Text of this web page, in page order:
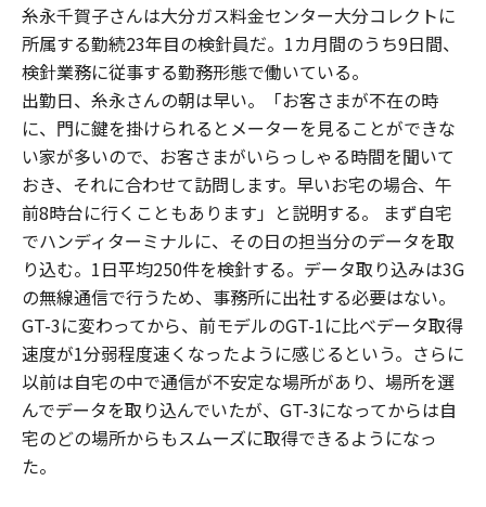
糸永千賀子さんは大分ガス料金センター大分コレクトに
所属する勤続23年目の検針員だ。1カ月間のうち9日間、
検針業務に従事する勤務形態で働いている。
出勤日、糸永さんの朝は早い。「お客さまが不在の時
に、門に鍵を掛けられるとメーターを見ることができな
い家が多いので、お客さまがいらっしゃる時間を聞いて
おき、それに合わせて訪問します。早いお宅の場合、午
前8時台に行くこともあります」と説明する。 まず自宅
でハンディターミナルに、その日の担当分のデータを取
り込む。1日平均250件を検針する。データ取り込みは3G
の無線通信で行うため、事務所に出社する必要はない。
GT-3に変わってから、前モデルのGT-1に比べデータ取得
速度が1分弱程度速くなったように感じるという。さらに
以前は自宅の中で通信が不安定な場所があり、場所を選
んでデータを取り込んでいたが、GT-3になってからは自
宅のどの場所からもスムーズに取得できるようになっ
た。